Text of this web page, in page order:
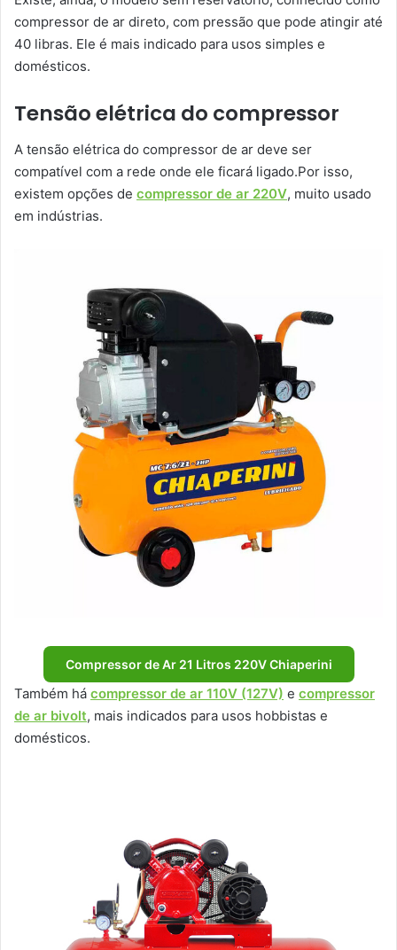
compressor de ar direto, com pressão que pode atingir até
40 libras. Ele é mais indicado para usos simples e
domésticos.
Tensão elétrica do compressor
A tensão elétrica do compressor de ar deve ser
compatível com a rede onde ele ficará ligado.Por isso,
existem opções de compressor de ar 220V, muito usado
em indústrias.
Compressor de Ar 21 Litros 220V Chiaperini
Também há compressor de ar 110V (127V) e compressor
de ar bivolt, mais indicados para usos hobbistas e
domésticos.